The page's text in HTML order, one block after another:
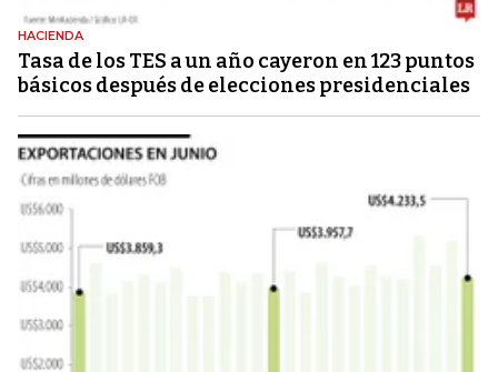
HACIENDA
Tasa de los TES a un año cayeron en 123 puntos
básicos después de elecciones presidenciales